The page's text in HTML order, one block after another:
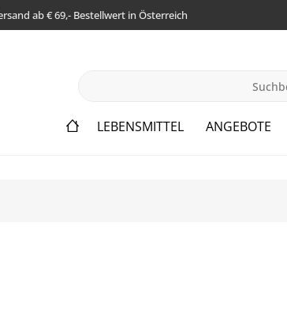
ab € 69,- Bestellwert in Österreich
LEBENSMITTEL ANGEBOTE